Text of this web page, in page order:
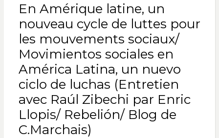
En Amérique latine, un
nouveau cycle de luttes pour
les mouvements sociaux/
Movimientos sociales en
América Latina, un nuevo
ciclo de luchas (Entretien
avec Raúl Zibechi par Enric
Llopis/ Rebelión/ Blog de
C.Marchais)